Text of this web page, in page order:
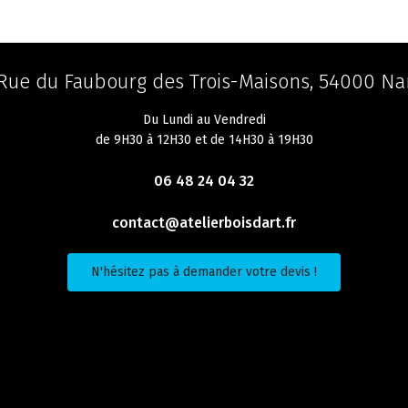
du Faubourg des Trois-Maisons, 54000
Du Lundi au Vendredi
de 9H30 à 12H30 et de 14H30 à 19H30
06 48 24 04 32
contact@atelierboisdart.fr
N'hésitez pas à demander votre devis !